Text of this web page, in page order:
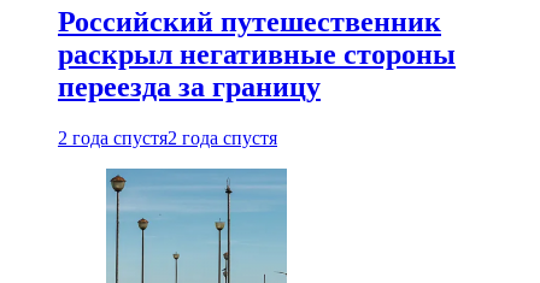
Российский путешественник
раскрыл негативные стороны
переезда за границу
2 года спустя2 года спустя